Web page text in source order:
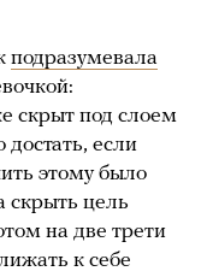
подразумевала
скрыт под слоем
если
этому было
скрыть цель
на две трети
к себе